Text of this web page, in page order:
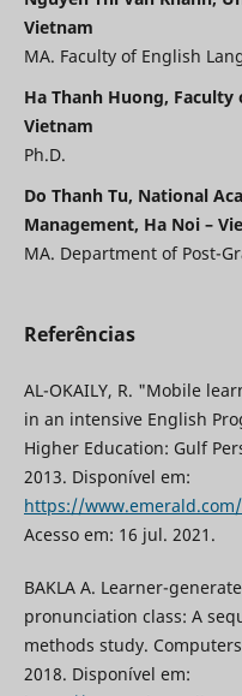
Vietnam
MA. Faculty of English
Ha Thanh Huong, Faculty
Vietnam
Ph.D.
Do Thanh Tu, National
Management, Ha Noi –
MA. Department of Post-
Referências
AL-OKAILY, R. "Mobile
in an intensive English
Higher Education: Gulf
2013. Disponível em:
https://
Acesso em: 16 jul. 2021.
BAKLA A. Learner-
pronunciation class: A
methods study.
2018. Disponível em: